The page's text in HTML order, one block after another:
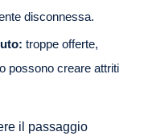
disconnessa.
troppe offerte,
possono creare attriti
il passaggio